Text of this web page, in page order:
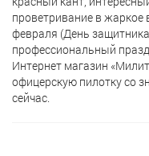
проветривание в жаркое
февраля (День
профессиональный
Интернет магазин
офицерскую пилотку со
сейчас.